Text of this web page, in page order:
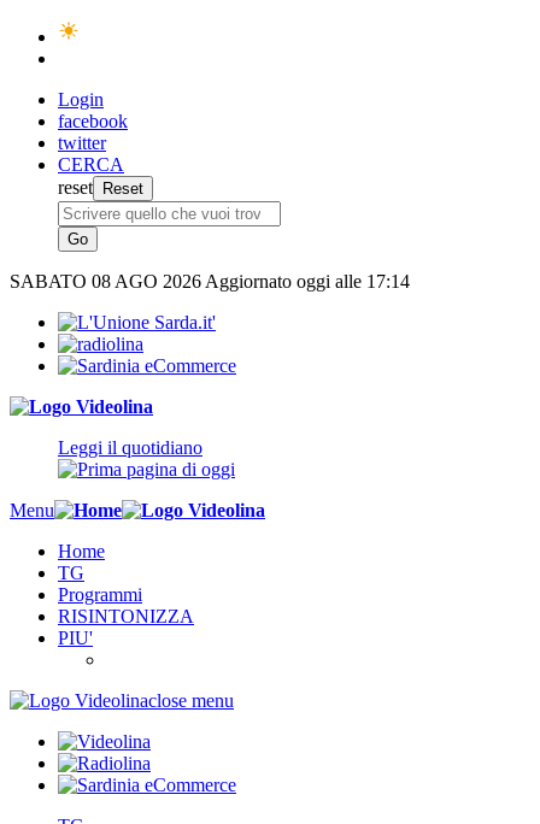
Login
facebook
twitter
CERCA
reset
SABATO 08 AGO 2026 Aggiornato oggi alle 17:14
Leggi il quotidiano
Menu
Home
TG
Programmi
RISINTONIZZA
PIU'
close menu